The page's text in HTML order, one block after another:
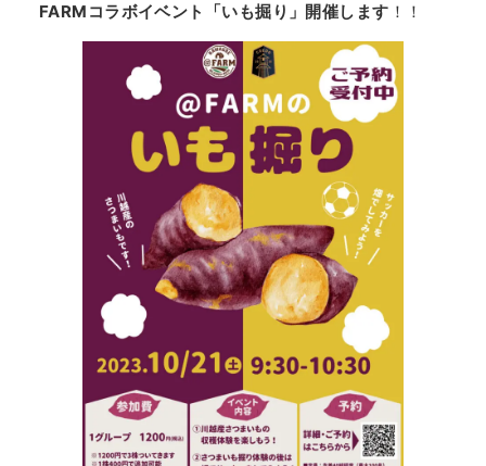
FARMコラボイベント「いも掘り」開催します ！！